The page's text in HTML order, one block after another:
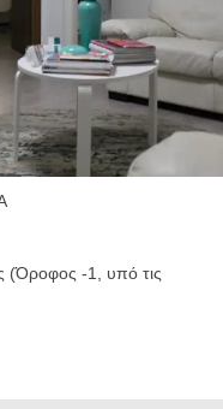
του άνθρακα)
οξέος
Τοξίνης
(Όροφος -1, υπό τις